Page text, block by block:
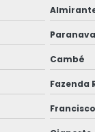
Cambé
Fazenda